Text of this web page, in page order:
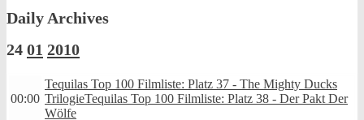
Daily Archives
24 01 2010
00:00
Tequilas Top 100 Filmliste: Platz 37 - The Mighty Ducks
TrilogieTequilas Top 100 Filmliste: Platz 38 - Der Pakt Der
Wölfe